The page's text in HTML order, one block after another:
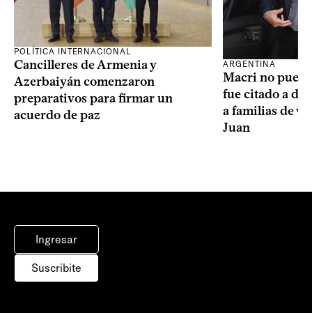
POLÍTICA INTERNACIONAL
Cancilleres de Armenia y
Azerbaiyán comenzaron
preparativos para firmar un
acuerdo de paz
ARGENTINA
Macri no
fue citado a
a familias de
Juan
Ingresar
Suscribite